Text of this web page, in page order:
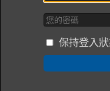
保持登入